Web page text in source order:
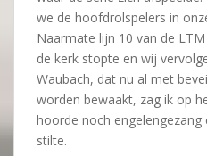
we de hoofdrolspelers in
Naarmate lijn 10 van de
de kerk stopte en wij
Waubach, dat nu al met
worden bewaakt, zag ik op
hoorde noch engelengezang
stilte.